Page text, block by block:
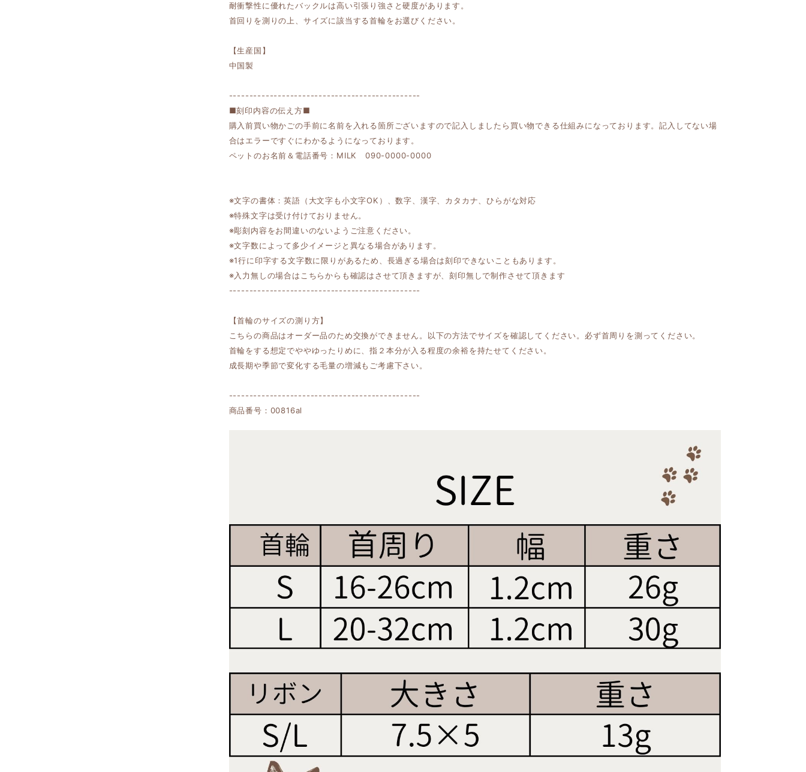
耐衝撃性に優れたバックルは高い引張り強さと硬度があります。
首回りを測りの上、サイズに該当する首輪をお選びください。
【生産国】
中国製
-----------------------------------------------
■刻印内容の伝え方■
購入前買い物かごの手前に名前を入れる箇所ございますので記入しましたら買い物できる仕組みになっております。記入してない場
合はエラーですぐにわかるようになっております。
ペットのお名前＆電話番号：MILK 090-0000-0000
※文字の書体：英語（大文字も小文字OK）、数字、漢字、カタカナ、ひらがな対応
※特殊文字は受け付けておりません。
※彫刻内容をお間違いのないようご注意ください。
※文字数によって多少イメージと異なる場合があります。
※1行に印字する文字数に限りがあるため、長過ぎる場合は刻印できないこともあります。
※入力無しの場合はこちらからも確認はさせて頂きますが、刻印無しで制作させて頂きます
-----------------------------------------------
【首輪のサイズの測り方】
こちらの商品はオーダー品のため交換ができません。以下の方法でサイズを確認してください。必ず首周りを測ってください。
首輪をする想定でややゆったりめに、指２本分が入る程度の余裕を持たせてください。
成長期や季節で変化する毛量の増減もご考慮下さい。
-----------------------------------------------
商品番号：00816al